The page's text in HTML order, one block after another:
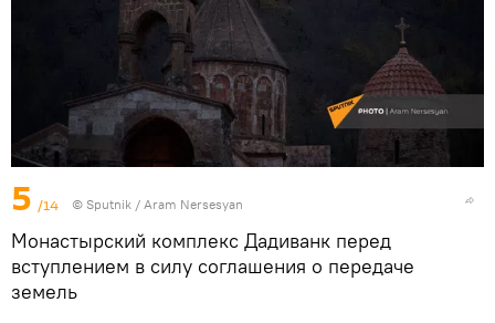
5 /14 © Sputnik / Aram Nersesyan
Монастырский комплекс Дадиванк перед
вступлением в силу соглашения о передаче
земель